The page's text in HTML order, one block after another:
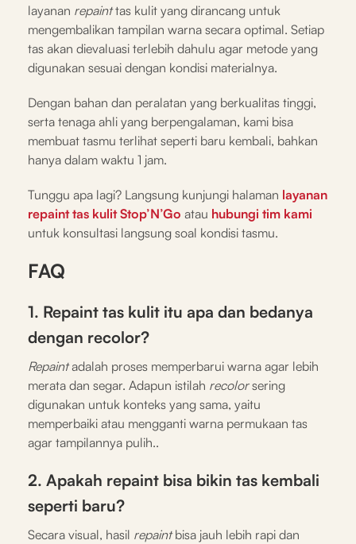
layanan repainttas kulit yang dirancang untuk
mengembalikan tampilan warna secara optimal. Setiap
tas akan dievaluasi terlebih dahulu agar metode yang
digunakan sesuai dengan kondisi materialnya.
Dengan bahan dan peralatan yang berkualitas tinggi,
serta tenaga ahli yang berpengalaman, kami bisa
membuat tasmu terlihat seperti baru kembali, bahkan
hanya dalam waktu 1 jam.
Tunggu apa lagi? Langsung kunjungi halaman layanan
repaint tas kulit Stop’N’Go atau hubungi tim kami
untuk konsultasi langsung soal kondisi tasmu.
FAQ
1. Repaint tas kulit itu apa dan bedanya
dengan recolor?
Repaintadalah proses memperbarui warna agar lebih
merata dan segar. Adapun istilah recolorsering
digunakan untuk konteks yang sama, yaitu
memperbaiki atau mengganti warna permukaan tas
agar tampilannya pulih..
2. Apakah repaint bisa bikin tas kembali
seperti baru?
Secara visual, hasil repaintbisa jauh lebih rapi dan